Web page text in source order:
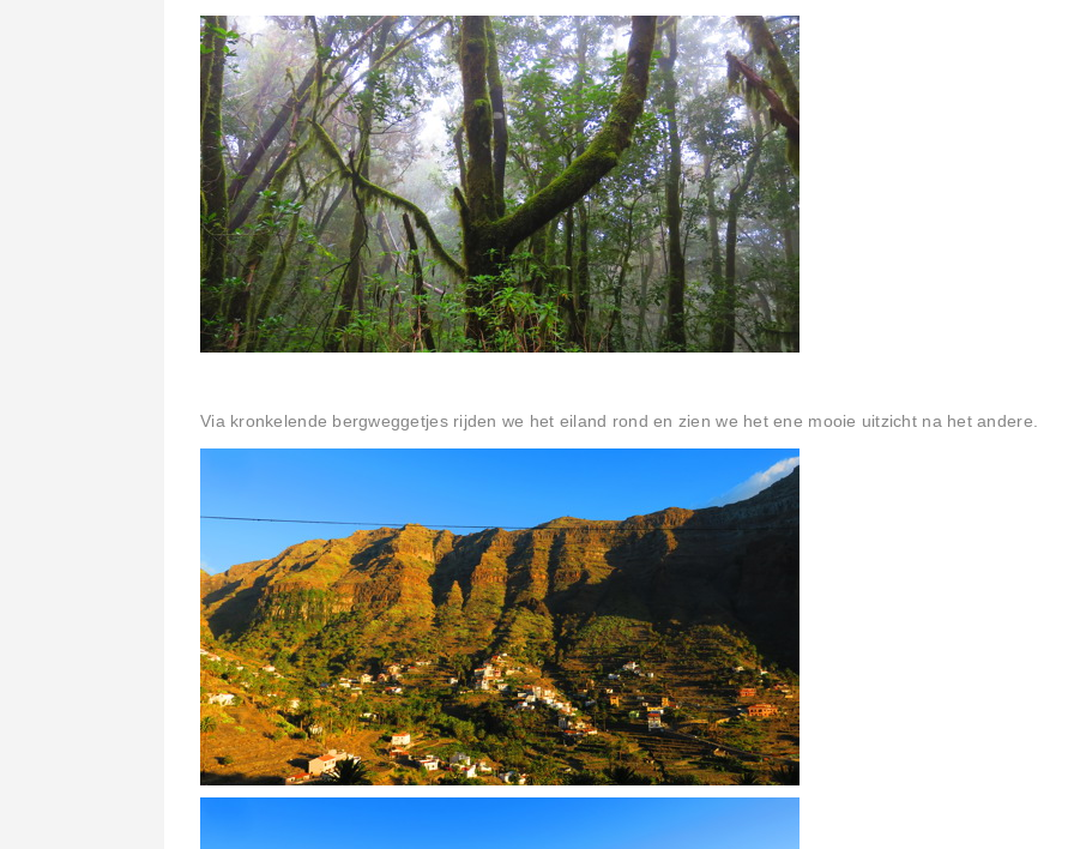
Via kronkelende bergweggetjes rijden we het eiland rond en zien we het ene mooie uitzicht na het andere.